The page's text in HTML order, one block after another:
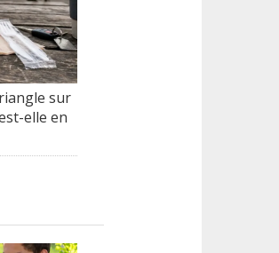
sur
elle en